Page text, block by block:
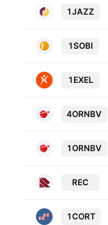
1JAZZ
1SOBI
1EXEL
4ORNBV
1ORNBV
REC
1CORT